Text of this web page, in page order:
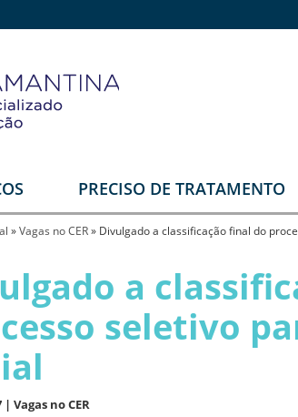
Física
Estomia
Terapêuticos
Intelectual
Visual
Diferenciais
PRECISO DE TRATAMENTO
»Vagas no CER» Divulgado a classificação final do
a
seletivo
| Vagas no CER